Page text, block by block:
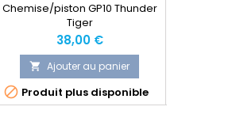
Chemise/piston GP10 Thunder
Tiger
Prix
38,00 €
 Ajouter au panier
 Produit plus disponible